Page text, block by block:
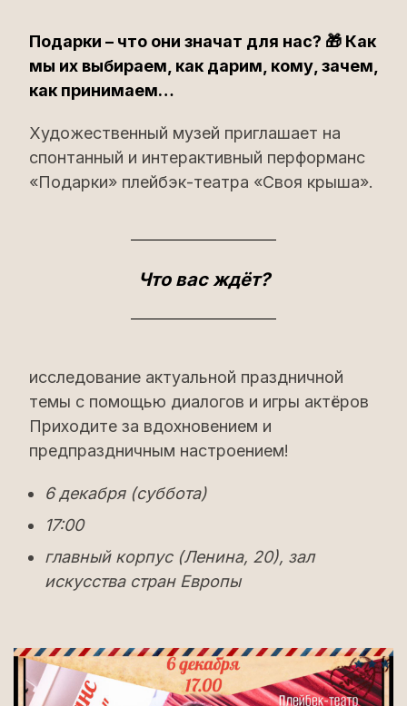
Подарки – что они значат для нас? 🎁 Как
мы их выбираем, как дарим, кому, зачем,
как принимаем…
Художественный музей приглашает на
спонтанный и интерактивный перформанс
«Подарки» плейбэк-театра «Своя крыша».
Что вас ждёт?
исследование актуальной праздничной
темы с помощью диалогов и игры актёров
Приходите за вдохновением и
предпраздничным настроением!
6 декабря (суббота)
17:00
главный корпус (Ленина, 20), зал
искусства стран Европы